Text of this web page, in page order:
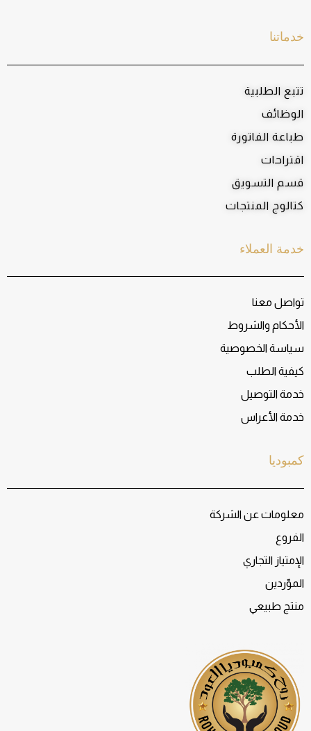
كمبوديا
معلومات عن الشركة
الفروع
الإمتياز التجاري
الموّردين
منتج طبيعي
خدمة العملاء
تواصل معنا
الأحكام والشروط
سياسة الخصوصية
كيفية الطلب
خدمة التوصيل
خدمة الأعراس
خدماتنا
تتبع الطلبية
الوظائف
طباعة الفاتورة
اقتراحات
قسم التسويق
كتالوج المنتجات